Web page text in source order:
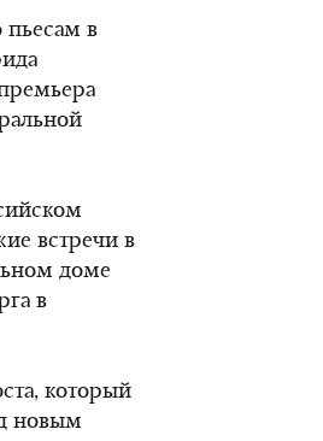
пьесам в
встречи в
доме
в
который
новым